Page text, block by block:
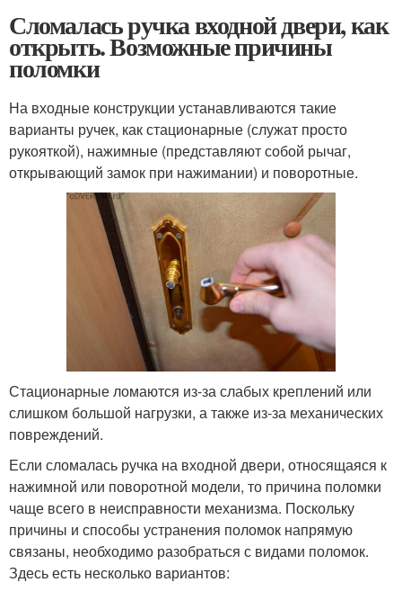
Сломалась ручка входной двери, как
открыть. Возможные причины
поломки
На входные конструкции устанавливаются такие
варианты ручек, как стационарные (служат просто
рукояткой), нажимные (представляют собой рычаг,
открывающий замок при нажимании) и поворотные.
Стационарные ломаются из-за слабых креплений или
слишком большой нагрузки, а также из-за механических
повреждений.
Если сломалась ручка на входной двери, относящаяся к
нажимной или поворотной модели, то причина поломки
чаще всего в неисправности механизма. Поскольку
причины и способы устранения поломок напрямую
связаны, необходимо разобраться с видами поломок.
Здесь есть несколько вариантов: